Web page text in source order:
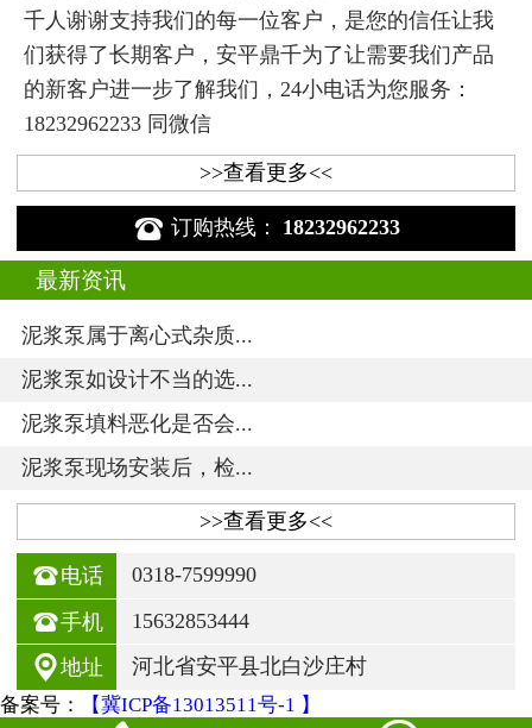
千人谢谢支持我们的每一位客户，是您的信任让我
们获得了长期客户，安平鼎千为了让需要我们产品
的新客户进一步了解我们，24小电话为您服务：
18232962233 同微信
>>查看更多<<
 订购热线： 18232962233
最新资讯
泥浆泵属于离心式杂质...
泥浆泵如设计不当的选...
泥浆泵填料恶化是否会...
泥浆泵现场安装后，检...
>>查看更多<<
电话 0318-7599990
手机 15632853444
地址 河北省安平县北白沙庄村
备案号： 【冀ICP备13013511号-1 】